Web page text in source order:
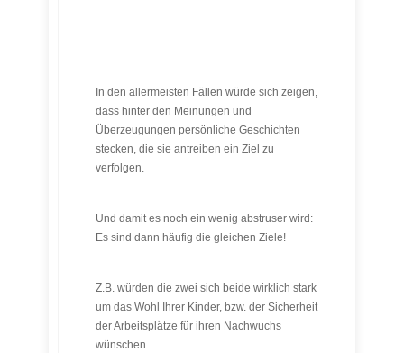
In den allermeisten Fällen würde sich zeigen,
dass hinter den Meinungen und
Überzeugungen persönliche Geschichten
stecken, die sie antreiben ein Ziel zu
verfolgen.
Und damit es noch ein wenig abstruser wird:
Es sind dann häufig die gleichen Ziele!
Z.B. würden die zwei sich beide wirklich stark
um das Wohl Ihrer Kinder, bzw. der Sicherheit
der Arbeitsplätze für ihren Nachwuchs
wünschen.